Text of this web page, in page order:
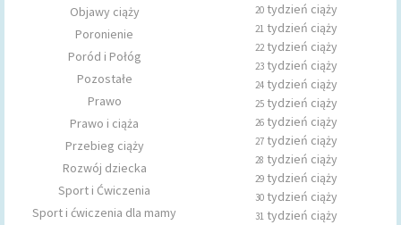
Objawy ciąży
Poronienie
Poród i Połóg
Pozostałe
Prawo
Prawo i ciąża
Przebieg ciąży
Rozwój dziecka
Sport i Ćwiczenia
Sport i ćwiczenia dla mamy
20 tydzień ciąży
21 tydzień ciąży
22tydzień ciąży
23 tydzień ciąży
24 tydzień ciąży
25 tydzień ciąży
26 tydzień ciąży
27 tydzień ciąży
28 tydzień ciąży
29 tydzień ciąży
30 tydzień ciąży
31 tydzień ciąży